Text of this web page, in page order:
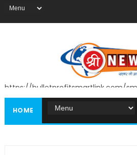
https://bulletprofitsmartlink.com/
HOME